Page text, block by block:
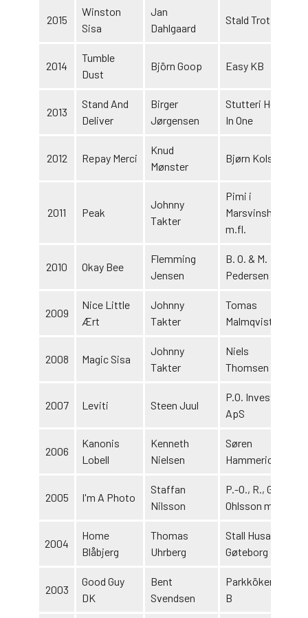
2015
Winston
Sisa
Jan
Dahlgaard
Stald Trot On
2014
Tumble
Dust
Björn Goop Easy KB
2013
Stand And
Deliver
Birger
Jørgensen
Stutteri Hole
In One
2012 Repay Merci
Knud
Mønster
Bjørn Kolsrud
2011 Peak
Johnny
Takter
Pimi i
Marsvinsholm
m.fl.
2010 Okay Bee
Flemming
Jensen
B. O. & M.
Pedersen
2009
Nice Little
Ært
Johnny
Takter
Tomas
Malmqvist
2008 Magic Sisa
Johnny
Takter
Niels
Thomsen
2007 Leviti Steen Juul
P.O. Invest
ApS
2006
Kanonis
Lobell
Kenneth
Nielsen
Søren
Hammerich
2005 I'm A Photo
Staffan
Nilsson
P.-O., R., G.
Ohlsson m.fl.
2004
Home
Blåbjerg
Thomas
Uhrberg
Stall Husaren
Gøteborg
2003
Good Guy
DK
Bent
Svendsen
Parkköken A
B